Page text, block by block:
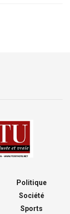
Politique
Société
Sports